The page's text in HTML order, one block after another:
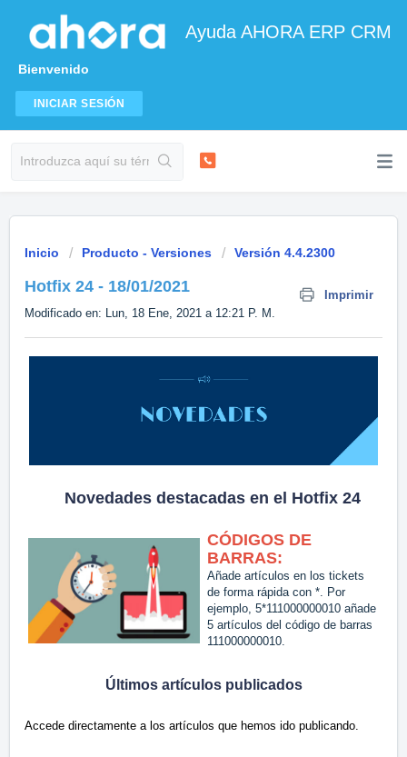
Ayuda AHORA ERP CRM
Bienvenido
INICIAR SESIÓN
Inicio Producto - Versiones Versión 4.4.2300
Hotfix 24 - 18/01/2021
Imprimir
Modificado en: Lun, 18 Ene, 2021 a 12:21 P. M.
Novedades destacadas en el Hotfix 24
CÓDIGOS DE
BARRAS:
Añade artículos en los tickets
de forma rápida con *. Por
ejemplo, 5*111000000010 añade
5 artículos del código de barras
111000000010.
Últimos artículos publicados
Accede directamente a los artículos que hemos ido publicando.